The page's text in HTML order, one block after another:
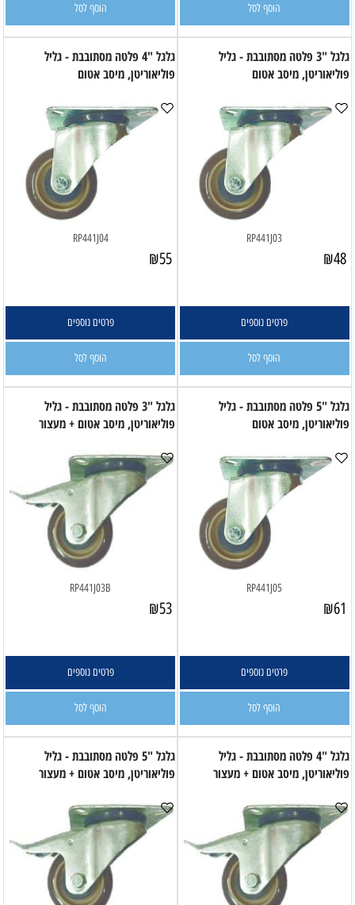
הוסף לסל הוסף לסל
גלגל "3 פלטה מסתובבת - גליל
פוליאוריטן, מיסב אטום
RP441J03
₪48
פרטים נוספים
הוסף לסל
גלגל "4 פלטה מסתובבת - גליל
פוליאוריטן, מיסב אטום
RP441J04
₪55
פרטים נוספים
הוסף לסל
גלגל "5 פלטה מסתובבת - גליל
פוליאוריטן, מיסב אטום
RP441J05
₪61
פרטים נוספים
הוסף לסל
גלגל "3 פלטה מסתובבת - גליל
פוליאוריטן, מיסב אטום + מעצור
RP441J03B
₪53
פרטים נוספים
הוסף לסל
גלגל "4 פלטה מסתובבת - גליל
פוליאוריטן, מיסב אטום + מעצור
גלגל "5 פלטה מסתובבת - גליל
פוליאוריטן, מיסב אטום + מעצור